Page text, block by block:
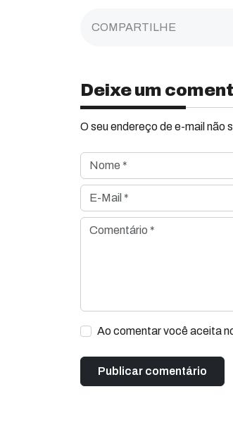
COMPARTILHE
Deixe um
O seu endereço de e-mail não
Nome *
E-Mail *
Comentário *
Ao comentar você aceita